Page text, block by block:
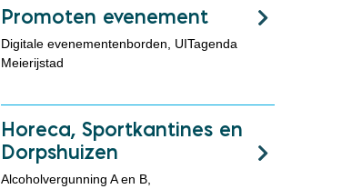
Promoten evenement
Digitale evenementenborden, UITagenda
Meierijstad
Horeca, Sportkantines en
Dorpshuizen
Alcoholvergunning A en B,